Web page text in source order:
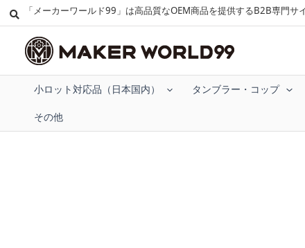
「メーカーワールド99」は高品質なOEM商品を提供するB2B専門サ
小ロット対応品（日本国内） タンブラー・コップ
その他